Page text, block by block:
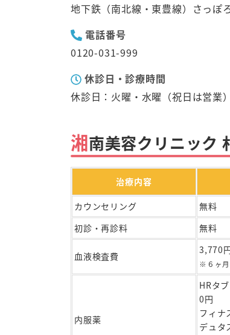
地下鉄（南北線・東豊線）さっぽ
電話番号
0120-031-999
休診日・診療時間
休診日：火曜・水曜（祝日は営業
湘南美容クリニック
治療内容
カウンセリング
無料
初診・再診料
無料
血液検査費
3,770
※６ヶ月
内服薬
HRタ
0円
フィナ
デュタ